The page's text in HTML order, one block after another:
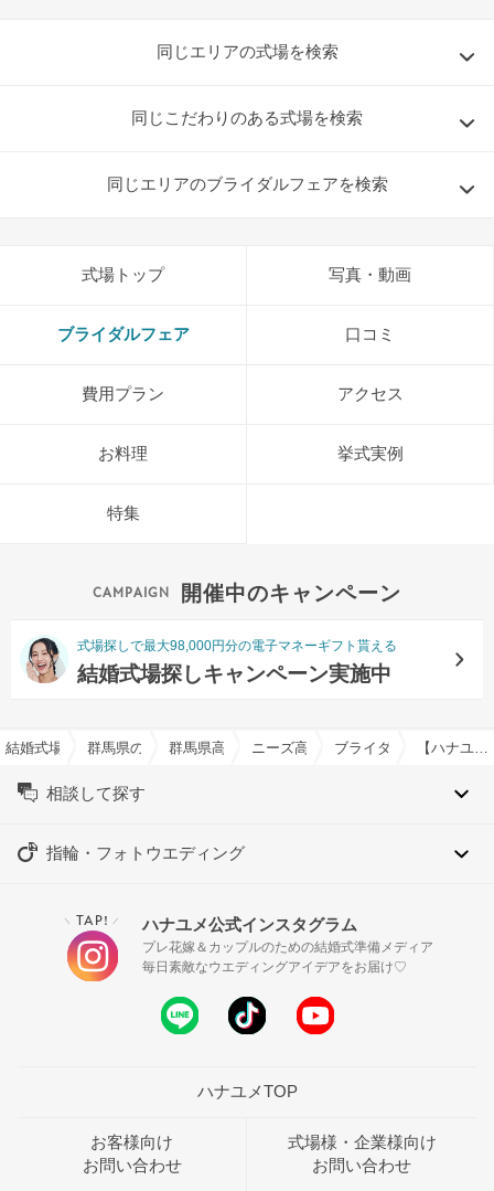
同じエリアの式場を検索
同じこだわりのある式場を検索
同じエリアのブライダルフェアを検索
式場トップ 写真・動画
ブライダルフェア 口コミ
費用プラン アクセス
お料理 挙式実例
特集
開催中のキャンペーン
式場探しで最大98,000円分の電子マネーギフト貰える
結婚式場探しキャンペーン実施中
結婚式場を探すならハナユメ
群馬県の結婚式場一覧群馬県高崎市の結婚式場一覧
ニーズ高崎 by T&G WEDDING(旧
ブライダルフェア一覧
相談して探す
指輪・フォトウエディング
＼ TAP! ／ ハナユメ公式インスタグラム
プレ花嫁＆カップルのための結婚式準備メディア
毎日素敵なウエディングアイデアをお届け♡
ハナユメTOP
お客様向け
お問い合わせ
式場様・企業様向け
お問い合わせ